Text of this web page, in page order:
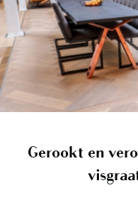
Gerookt en
Gerookt en
visgraat